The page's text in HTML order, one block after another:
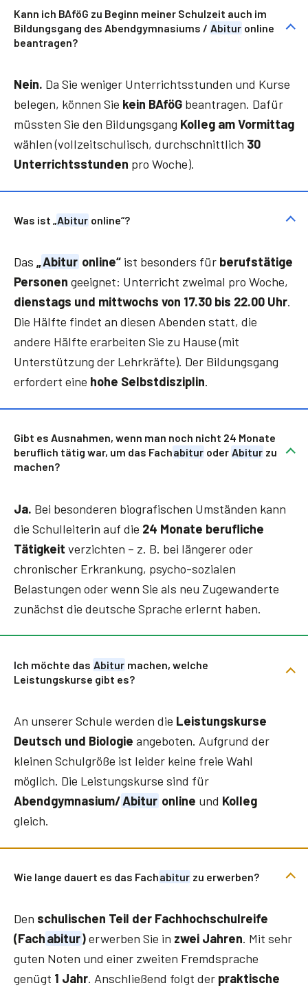
Kann ich BAföG zu Beginn meiner Schulzeit auch im
Bildungsgang des Abendgymnasiums / Abitur online
beantragen?
Nein. Da Sie weniger Unterrichtsstunden und Kurse
belegen, können Sie kein BAföG beantragen. Dafür
müssten Sie den Bildungsgang Kolleg am Vormittag
wählen (vollzeitschulisch, durchschnittlich 30
Unterrichtsstunden pro Woche).
Was ist „Abitur online“?
Das „Abitur online“ist besonders für berufstätige
Personen geeignet: Unterricht zweimal pro Woche,
dienstags und mittwochs von 17.30 bis 22.00 Uhr.
Die Hälfte findet an diesen Abenden statt, die
andere Hälfte erarbeiten Sie zu Hause (mit
Unterstützung der Lehrkräfte). Der Bildungsgang
erfordert eine hohe Selbstdisziplin.
Gibt es Ausnahmen, wenn man noch nicht 24 Monate
beruflich tätig war, um das Fachabitur oder Abitur zu
machen?
Ja. Bei besonderen biografischen Umständen kann
die Schulleiterin auf die 24 Monate berufliche
Tätigkeit verzichten – z. B. bei längerer oder
chronischer Erkrankung, psycho-sozialen
Belastungen oder wenn Sie als neu Zugewanderte
zunächst die deutsche Sprache erlernt haben.
Ich möchte das Abitur machen, welche
Leistungskurse gibt es?
An unserer Schule werden die Leistungskurse
Deutsch und Biologie angeboten. Aufgrund der
kleinen Schulgröße ist leider keine freie Wahl
möglich. Die Leistungskurse sind für
Abendgymnasium/Abitur online und Kolleg
gleich.
Wie lange dauert es das Fachabitur zu erwerben?
Den schulischen Teil der Fachhochschulreife
(Fachabitur)erwerben Sie in zwei Jahren. Mit sehr
guten Noten und einer zweiten Fremdsprache
genügt 1 Jahr. Anschließend folgt der praktische